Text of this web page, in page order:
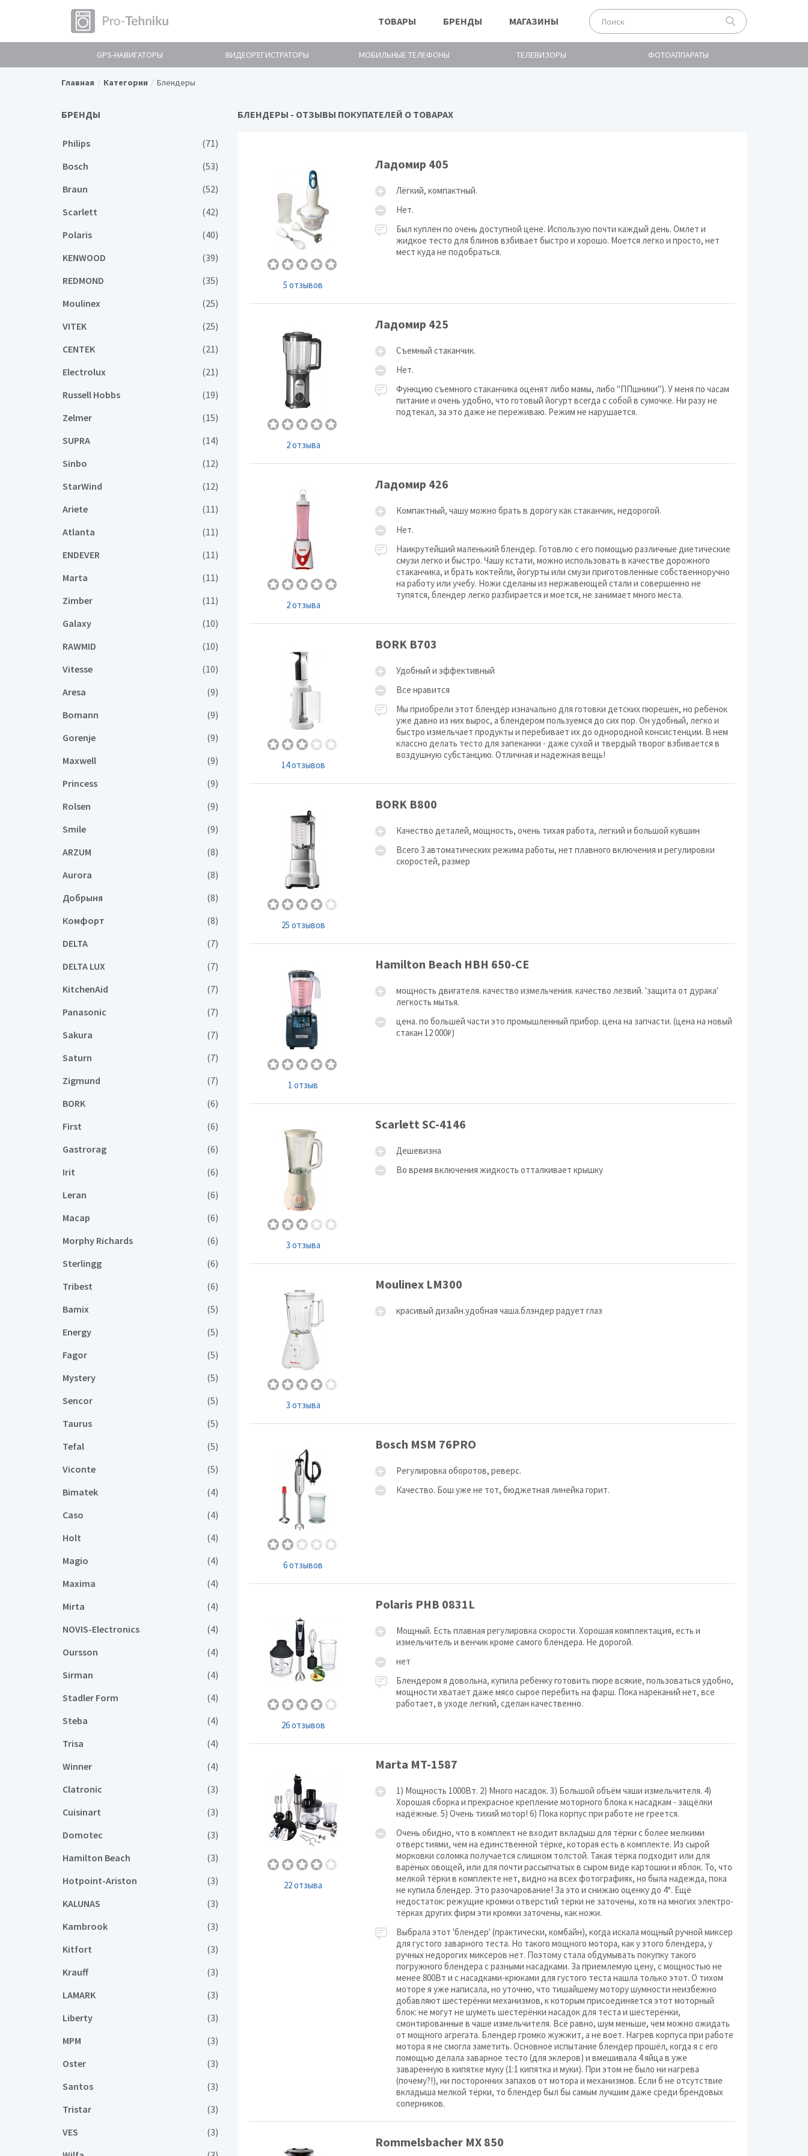
ТОВАРЫ БРЕНДЫ МАГАЗИНЫ
GPS-НАВИГАТОРЫ ВИДЕОРЕГИСТРАТОРЫ МОБИЛЬНЫЕ ТЕЛЕФОНЫ ТЕЛЕВИЗОРЫ ФОТОАППАРАТЫ
Главная Категории Блендеры
БЛЕНДЕРЫ - ОТЗЫВЫ ПОКУПАТЕЛЕЙ О ТОВАРАХ
5 отзывов
Ладомир 405
Лёгкий, компактный.
Нет.
Был куплен по очень доступной цене. Использую почти каждый день. Омлет и
жидкое тесто для блинов взбивает быстро и хорошо. Моется легко и просто, нет
мест куда не подобраться.
2 отзыва
Ладомир 425
Съемный стаканчик.
Нет.
Функцию съемного стаканчика оценят либо мамы, либо "ППшники"). У меня по часам
питание и очень удобно, что готовый йогурт всегда с собой в сумочке. Ни разу не
подтекал, за это даже не переживаю. Режим не нарушается.
2 отзыва
Ладомир 426
Компактный, чашу можно брать в дорогу как стаканчик, недорогой.
Нет.
Наикрутейший маленький блендер. Готовлю с его помощью различные диетические
смузи легко и быстро. Чашу кстати, можно использовать в качестве дорожного
стаканчика, и брать коктейли, йогурты или смузи приготовленные собственноручно
на работу или учебу. Ножи сделаны из нержавеющей стали и совершенно не
тупятся, блендер легко разбирается и моется, не занимает много места.
14 отзывов
BORK B703
Удобный и эффективный
Все нравится
Мы приобрели этот блендер изначально для готовки детских пюрешек, но ребенок
уже давно из них вырос, а блендером пользуемся до сих пор. Он удобный, легко и
быстро измельчает продукты и перебивает их до однородной консистенции. В нем
классно делать тесто для запеканки - даже сухой и твердый творог взбивается в
воздушную субстанцию. Отличная и надежная вещь!
25 отзывов
BORK B800
Качество деталей, мощность, очень тихая работа, легкий и большой кувшин
Всего 3 автоматических режима работы, нет плавного включения и регулировки
скоростей, размер
1 отзыв
Hamilton Beach HBH 650-СЕ
мощность двигателя. качество измельчения. качество лезвий. 'защита от дурака'
легкость мытья.
цена. по большей части это промышленный прибор. цена на запчасти. (цена на новый
стакан 12 000₽)
3 отзыва
Scarlett SC-4146
Дешевизна
Во время включения жидкость отталкивает крышку
3 отзыва
Moulinex LM300
красивый дизайн.удобная чаша.блэндер радует глаз
6 отзывов
Bosch MSM 76PRO
Регулировка оборотов, реверс.
Качество. Бош уже не тот, бюджетная линейка горит.
26 отзывов
Polaris PHB 0831L
Мощный. Есть плавная регулировка скорости. Хорошая комплектация, есть и
измельчитель и венчик кроме самого блендера. Не дорогой.
нет
Блендером я довольна, купила ребенку готовить пюре всякие, пользоваться удобно,
мощности хватает даже мясо сырое перебить на фарш. Пока нареканий нет, все
работает, в уходе легкий, сделан качественно.
22 отзыва
Marta MT-1587
1) Мощность 1000Вт. 2) Много насадок. 3) Большой объём чаши измельчителя. 4)
Хорошая сборка и прекрасное крепление моторного блока к насадкам - защёлки
надёжные. 5) Очень тихий мотор! 6) Пока корпус при работе не греется.
Очень обидно, что в комплект не входит вкладыш для тёрки с более мелкими
отверстиями, чем на единственной тёрке, которая есть в комплекте. Из сырой
морковки соломка получается слишком толстой. Такая тёрка подходит или для
варёных овощей, или для почти рассыпчатых в сыром виде картошки и яблок. То, что
мелкой тёрки в комплекте нет, видно на всех фотографиях, но была надежда, пока
не купила блендер. Это разочарование! За это и снижаю оценку до 4*. Ещё
недостаток: режущие кромки отверстий тёрки не заточены, хотя на многих электро-
тёрках других фирм эти кромки заточены, как ножи.
Выбрала этот 'блендер' (практически, комбайн), когда искала мощный ручной миксер
для густого заварного теста. Но такого мощного мотора, как у этого блендера, у
ручных недорогих миксеров нет. Поэтому стала обдумывать покупку такого
погружного блендера с разными насадками. За приемлемую цену, с мощностью не
менее 800Вт и с насадками-крюками для густого теста нашла только этот. О тихом
моторе я уже написала, но уточню, что тишайшему мотору шумности неизбежно
добавляют шестерёнки механизмов, к которым присоединяется этот моторный
блок: не могут не шуметь шестерёнки насадок для теста и шестерёнки,
смонтированные в чаше измельчителя. Всё равно, шум меньше, чем можно ожидать
от мощного агрегата. Блендер громко жужжит, а не воет. Нагрев корпуса при работе
мотора я не смогла заметить. Основное испытание блендер прошёл, когда я с его
помощью делала заварное тесто (для эклеров) и вмешивала 4 яйца в уже
заваренную в кипятке муку (1:1 кипятка и муки). При этом не было ни нагрева
(почему?!), ни посторонних запахов от мотора и механизмов. Если б не отсутствие
вкладыша мелкой тёрки, то блендер был бы самым лучшим даже среди брендовых
соперников.
Rommelsbacher MX 850
БРЕНДЫ
Philips (71)
Bosch (53)
Braun (52)
Scarlett (42)
Polaris (40)
KENWOOD (39)
REDMOND (35)
Moulinex (25)
VITEK (25)
CENTEK (21)
Electrolux (21)
Russell Hobbs (19) Russell Hobbs
Zelmer (15)
SUPRA (14)
Sinbo (12)
StarWind (12)
Ariete (11)
Atlanta (11)
ENDEVER (11) ENDEVER
Marta (11) Marta
Zimber (11)
Galaxy (10)
RAWMID (10)
Vitesse (10)
Aresa (9)
Bomann (9) Bomann
Gorenje (9) Gorenje
Maxwell (9)
Princess (9)
Rolsen (9)
Smile (9)
ARZUM (8) ARZUM
Aurora (8)
Добрыня (8)
Комфорт (8)
DELTA (7)
DELTA LUX (7)
KitchenAid (7) KitchenAid
Panasonic (7)
Sakura (7)
Saturn (7)
Zigmund (7)
BORK (6)
First (6)
Gastrorag (6)
Irit (6)
Leran (6)
Macap (6)
Morphy Richards (6)
Sterlingg (6)
Tribest (6)
Bamix (5)
Energy (5)
Fagor (5)
Mystery (5)
Sencor (5)
Taurus (5)
Tefal (5)
Viconte (5)
Bimatek (4)
Caso (4)
Holt (4)
Magio (4)
Maxima (4)
Mirta (4)
NOVIS-Electronics (4)
Oursson (4)
Sirman (4)
Stadler Form (4) Stadler Form
Steba (4)
Trisa (4)
Winner (4)
Clatronic (3)
Cuisinart (3)
Domotec (3)
Hamilton Beach (3)
Hotpoint-Ariston (3) Hotpoint-Ariston
KALUNAS (3) KALUNAS
Kambrook (3)
Kitfort (3)
Krauff (3) Krauff
LAMARK (3) LAMARK
Liberty (3)
MPM (3) MPM
Oster (3)
Santos (3) Santos
Tristar (3)
VES (3)